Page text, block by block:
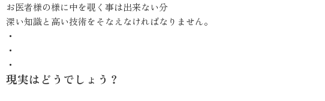
お医者様の様に中を覗く事は出来ない分
深い知識と高い技術をそなえなければなりません。
・
・
・
現実はどうでしょう？